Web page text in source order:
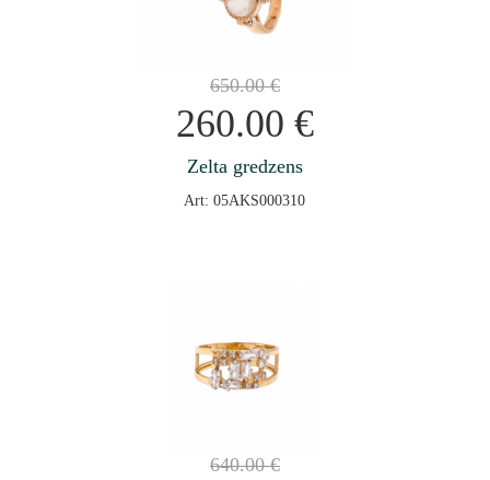
650.00€
260.00 €
Zelta gredzens
Art: 05AKS000310
640.00€